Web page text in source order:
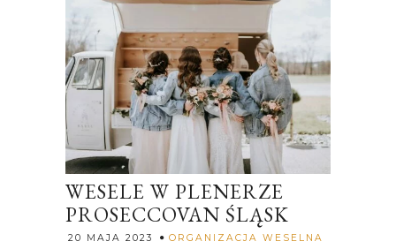
WESELE W PLENERZE
PROSECCOVAN ŚLĄSK
20 MAJA 2023 ORGANIZACJA WESELNA